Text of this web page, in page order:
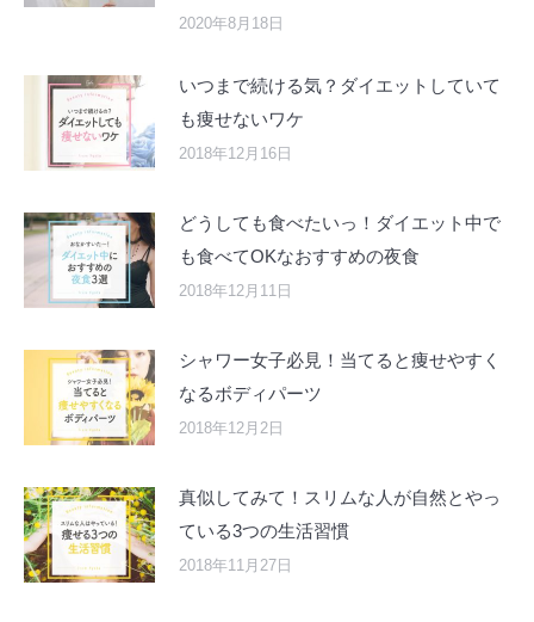
2020年8月18日
いつまで続ける気？ダイエットしていて
も痩せないワケ
2018年12月16日
どうしても食べたいっ！ダイエット中で
も食べてOKなおすすめの夜食
2018年12月11日
シャワー女子必見！当てると痩せやすく
なるボディパーツ
2018年12月2日
真似してみて！スリムな人が自然とやっ
ている3つの生活習慣
2018年11月27日